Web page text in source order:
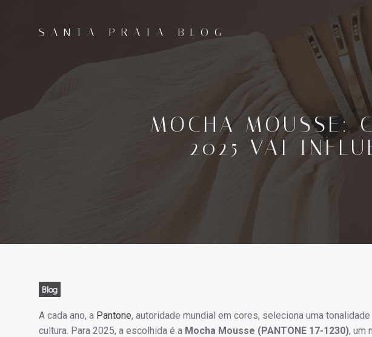
SANTA PRATA BLOG
MOCHA MOUSSE:
2025 VAI
Blog
A cada ano, a Pantone, autoridade mundial em cores, seleciona uma
cultura. Para 2025, a escolhida é a Mocha Mousse (PANTONE 17-1230), um